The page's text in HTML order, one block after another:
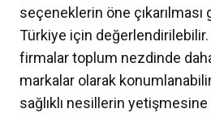
seçeneklerin öne çıkarılması
Türkiye için değerlendirilebilir.
firmalar toplum nezdinde
markalar olarak
sağlıklı nesillerin yetişmesine